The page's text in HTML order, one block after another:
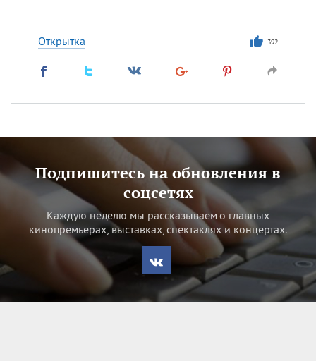
Открытка 392
Подпишитесь на обновления в
соцсетях
Каждую неделю мы рассказываем о главных
кинопремьерах, выставках, спектаклях и концертах.